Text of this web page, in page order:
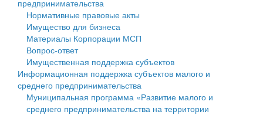
Государственные услуги
Промышленность и АПК
Экономика и бизнес
...
Символика
Устав
Гостям округа
Туризм
Культура
муниципального округа Тверской области
Администрация Кашинского муниципального округа
Тверской области
Управление сельскими территориями
Открытые данные
Финансовое управление
Бюджет для граждан
Имущество
Выявление правообладателей ранее учтенных
объектов недвижимости
предпринимательства
Нормативные правовые акты
Имущество для бизнеса
Материалы Корпорации МСП
Вопрос-ответ
Имущественная поддержка субъектов
Информационная поддержка субъектов малого и
среднего предпринимательства
Муниципальная программа «Развитие малого и
среднего предпринимательства на территории